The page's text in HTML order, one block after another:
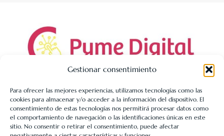
Gestionar consentimiento
Para ofrecer las mejores experiencias, utilizamos tecnologías como las
cookies para almacenar y/o acceder a la información del dispositivo. El
consentimiento de estas tecnologías nos permitirá procesar datos como
el comportamiento de navegación o las identificaciones únicas en este
sitio. No consentir o retirar el consentimiento, puede afectar
LIBRERÍA UNIVERSITARIA LEÓN 1980 SLL ha sido beneficiaria
de Fondos Europeos, cuyo objetivo es la mejora de la
competitividad de las PYMES, y gracias al cual ha puesto en